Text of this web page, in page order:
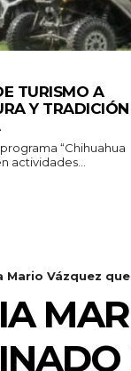
TURISMO A
Y TRADICIÓN
actividades...